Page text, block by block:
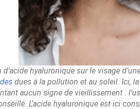
hyaluronique sur le visage
dues à la pollution et au soleil. Ici,
aucun signe de vieillissement :
L’acide hyaluronique est ici